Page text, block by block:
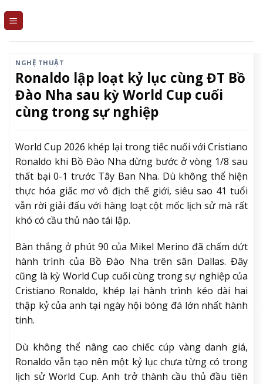
NGHỆ THUẬT
Ronaldo lập loạt kỷ lục cùng ĐT Bồ
Đào Nha sau kỳ World Cup cuối
cùng trong sự nghiệp
World Cup 2026 khép lại trong tiếc nuối với Cristiano
Ronaldo khi Bồ Đào Nha dừng bước ở vòng 1/8 sau
thất bại 0-1 trước Tây Ban Nha. Dù không thể hiện
thực hóa giấc mơ vô địch thế giới, siêu sao 41 tuổi
vẫn rời giải đấu với hàng loạt cột mốc lịch sử mà rất
khó có cầu thủ nào tái lập.
Bàn thắng ở phút 90 của Mikel Merino đã chấm dứt
hành trình của Bồ Đào Nha trên sân Dallas. Đây
cũng là kỳ World Cup cuối cùng trong sự nghiệp của
Cristiano Ronaldo, khép lại hành trình kéo dài hai
thập kỷ của anh tại ngày hội bóng đá lớn nhất hành
tinh.
Dù không thể nâng cao chiếc cúp vàng danh giá,
Ronaldo vẫn tạo nên một kỷ lục chưa từng có trong
lịch sử World Cup. Anh trở thành cầu thủ đầu tiên